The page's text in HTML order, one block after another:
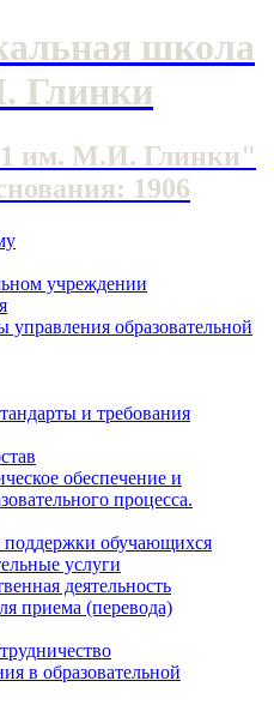
школа
Глинки
М.И. Глинки"
1906
учреждении
управления образовательной
и требования
обеспечение и
процесса.
обучающихся
услуги
деятельность
приема (перевода)
в образовательной